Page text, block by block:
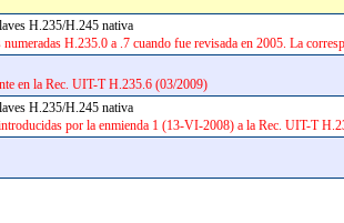
H.235/H.245 nativa
H.235.0 a .7 cuando fue revisada en 2005. La
en la Rec. UIT-T H.235.6 (03/2009)
H.235/H.245 nativa
por la enmienda 1 (13-VI-2008) a la Rec. UIT-T